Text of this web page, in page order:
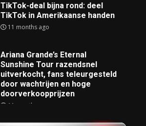
TikTok-deal bijna rond: deel
TikTok in Amerikaanse handen
11 months ago
Ariana Grande’s Eternal
Sunshine Tour razendsnel
uitverkocht, fans teleurgesteld
door wachtrijen en hoge
doorverkoopprijzen
11 months ago